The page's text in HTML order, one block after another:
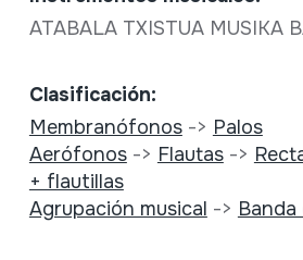
ATABALA TXISTUA MUSIKA
Clasificación:
Membranófonos-> Palos
Aerófonos-> Flautas->
+ flautillas
Agrupación musical -> Banda